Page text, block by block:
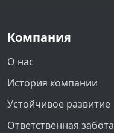
Компания
О нас
История компании
Устойчивое развитие
Ответственная забота